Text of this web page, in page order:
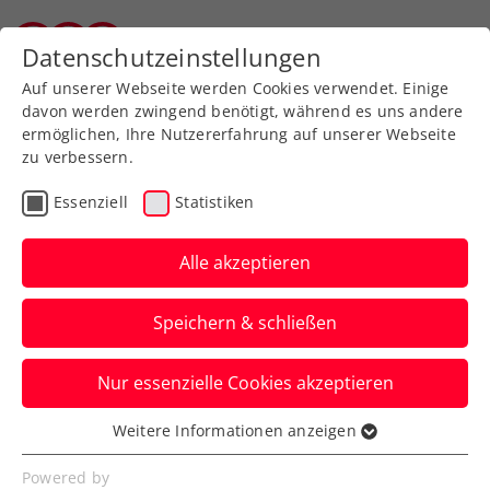
Aktuelle News
News filtern
Datenschutzeinstellungen
Auf unserer Webseite werden Cookies verwendet. Einige
davon werden zwingend benötigt, während es uns andere
ermöglichen, Ihre Nutzererfahrung auf unserer Webseite
zu verbessern.
Essenziell Statistiken
Alle akzeptieren
Speichern & schließen
Nur essenzielle Cookies akzeptieren
Essenziell
Essenzielle Cookies werden für grundlegende
Weitere Informationen anzeigen
Powered by